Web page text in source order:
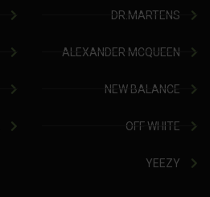
DR.MARTENS
ALEXANDER MCQUEEN
NEW BALANCE
OFF WHITE
YEEZY